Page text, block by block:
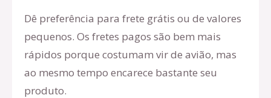
Dê preferência para frete grátis ou de valores
pequenos. Os fretes pagos são bem mais
rápidos porque costumam vir de avião, mas
ao mesmo tempo encarece bastante seu
produto.